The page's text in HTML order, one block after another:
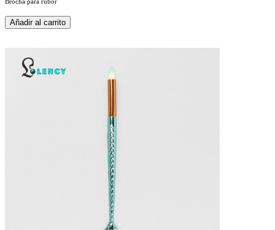
Añadir al carrito